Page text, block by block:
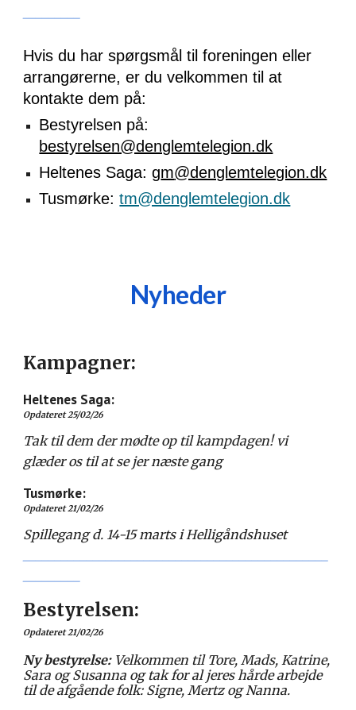
Hvis du har spørgsmål til foreningen eller
arrangørerne, er du velkommen til at
kontakte dem på:
Bestyrelsen på:
bestyrelsen@denglemtelegion.dk
Heltenes Saga:gm@denglemtelegion.dk
Tusmørke:tm@denglemtelegion.dk
Nyheder
Kampagner:
Heltenes Saga:
Opdateret 25/02/26
Tak til dem der mødte op til kampdagen! vi
glæder os til at se jer næste gang
Tusmørke:
Opdateret 21/02/26
Spillegangd. 14-15 marts i Helligåndshuset
Bestyrelsen:
Opdateret21/02/26
Ny bestyrelse: Velkommen til Tore, Mads, Katrine,
Sara og Susanna og tak for al jeres hårde arbejde
til de afgående folk: Signe, Mertz og Nanna.